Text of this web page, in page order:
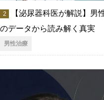
【泌尿器科医が解説】男
のデータから読み解く真実
男性治療